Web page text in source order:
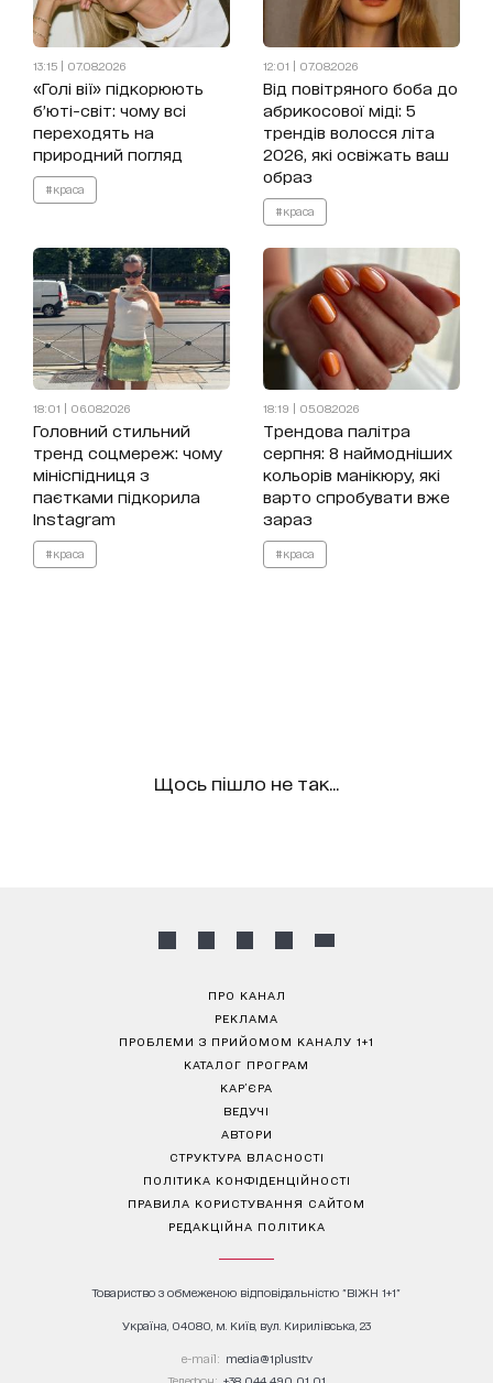
13:15 | 07.08.2026
«Голі вії» підкорюють
б’юті-світ: чому всі
переходять на
природний погляд
#краса
12:01 | 07.08.2026
Від повітряного боба до
абрикосової міді: 5
трендів волосся літа
2026, які освіжать ваш
образ
#краса
18:01 | 06.08.2026
Головний стильний
тренд соцмереж: чому
мініспідниця з
паєтками підкорила
Instagram
#краса
18:19 | 05.08.2026
Трендова палітра
серпня: 8 наймодніших
кольорів манікюру, які
варто спробувати вже
зараз
#краса
Щось пішло не так...
ПРО КАНАЛ
РЕКЛАМА
ПРОБЛЕМИ З ПРИЙОМОМ КАНАЛУ 1+1
КАТАЛОГ ПРОГРАМ
КАР’ЄРА
ВЕДУЧІ
АВТОРИ
СТРУКТУРА ВЛАСНОСТІ
ПОЛІТИКА КОНФІДЕНЦІЙНОСТІ
ПРАВИЛА КОРИСТУВАННЯ САЙТОМ
РЕДАКЦІЙНА ПОЛІТИКА
Товариство з обмеженою відповідальністю "ВІЖН 1+1"
Україна, 04080, м. Київ, вул. Кирилівська, 23
е-mail: media@1plus1.tv
Телефон: +38 044 490 01 01